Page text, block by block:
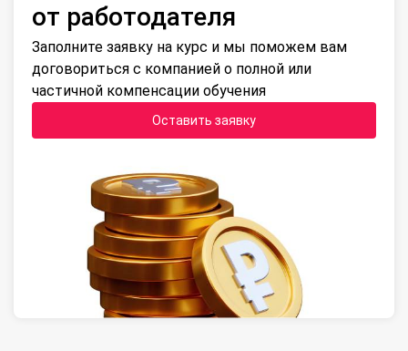
от работодателя
Заполните заявку на курс и мы поможем вам
договориться с компанией о полной или
частичной компенсации обучения
Оставить заявку